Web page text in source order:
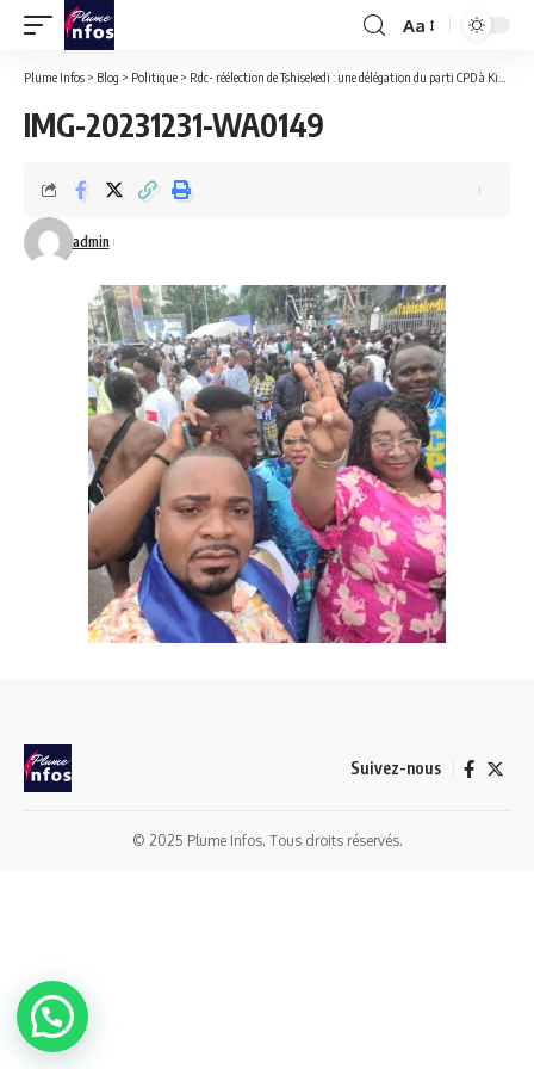
Font
Resizer
Aa
Plume Infos > Blog > Politique > Rdc- réélection de Tshisekedi : une délégation du parti CPD à Kinshasa pour célébrer cette victoire qui présage un lendemain meilleur.
IMG-20231231-WA0149
admin
Suivez-nous
© 2025 Plume Infos. Tous droits réservés.